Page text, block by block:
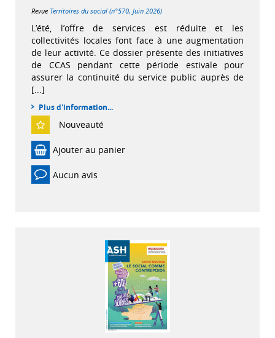
Revue Territoires du social (n°570, Juin 2026)
L’été, l’offre de services est réduite et les
collectivités locales font face à une augmentation
de leur activité. Ce dossier présente des initiatives
de CCAS pendant cette période estivale pour
assurer la continuité du service public auprès de
[...]
Plus d'information...
Nouveauté
Ajouter au panier
Aucun avis